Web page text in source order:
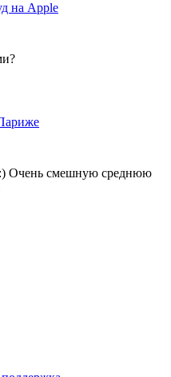
на Apple
:) Очень смешную среднюю